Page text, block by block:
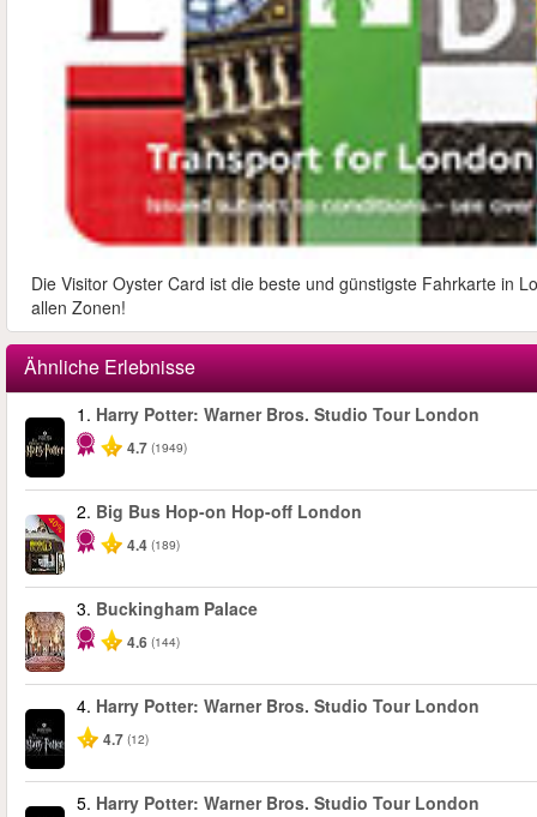
Die Visitor Oyster Card ist die beste und günstigste Fahrkarte in
allen Zonen!
Ähnliche Erlebnisse
1. Harry Potter: Warner Bros. Studio Tour London
4.7 (1949)
-40%
2. Big Bus Hop-on Hop-off London
4.4 (189)
3. Buckingham Palace
4.6 (144)
4. Harry Potter: Warner Bros. Studio Tour London
4.7 (12)
5. Harry Potter: Warner Bros. Studio Tour London